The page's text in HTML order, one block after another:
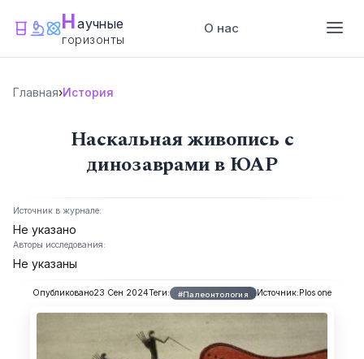
Научные
горизонты
О нас
Главная›История
Наскальная живопись с
динозаврами в ЮАР
Источник в журнале:
Не указано
Авторы исследования:
Не указаны
Опубликовано23 Сен 2024Теги: #Палеонтология Источник:Plos one